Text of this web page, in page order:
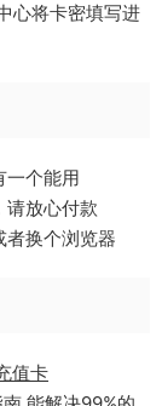
心将卡密填写进
一个能用
请放心付款
者换个浏览器
值卡